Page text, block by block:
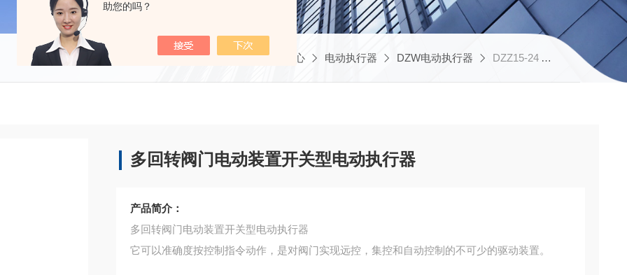
助您的吗？
当前位置：首页 产品中心 电动执行器 DZW电动执行器 DZZ15-24 AK3215 AK3115多回转阀门电动装置开关型电动执行器
多回转阀门电动装置开关型电动执行器
产品简介：
多回转阀门电动装置开关型电动执行器
它可以准确度按控制指令动作，是对阀门实现远控，集控和自动控制的不可少的驱动装置。